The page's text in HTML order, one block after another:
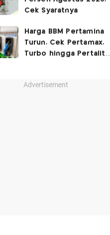
Cek Syaratnya
Harga BBM Pertamina
Turun, Cek Pertamax,
Turbo hingga Pertalite
Advertisement